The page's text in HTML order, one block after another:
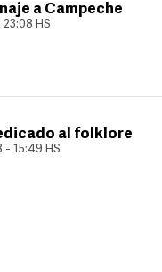
a Campeche
HS
al folklore
- 15:49 HS